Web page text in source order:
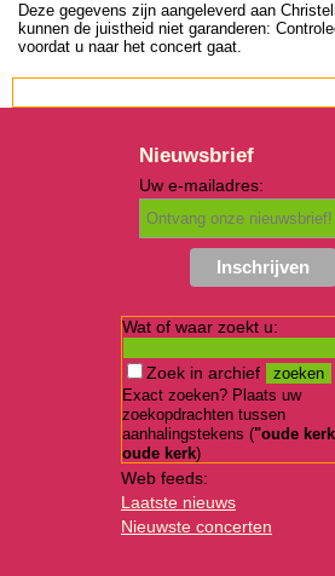
Deze gegevens zijn aangeleverd aan
kunnen de juistheid niet garanderen:
voordat u naar het concert gaat.
Nieuwsbrief
Uw e-mailadres:
Wat of waar zoekt u:
Zoek in archief
Exact zoeken? Plaats uw
zoekopdrachten tussen
aanhalingstekens ("oude
oude kerk)
Web feeds:
Laatste nieuws
Nieuwste concerten